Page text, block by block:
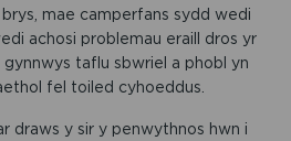
mae camperfans sydd wedi
achosi problemau eraill dros yr
taflu sbwriel a phobl yn
fel toiled cyhoeddus.
draws y sir y penwythnos hwn i